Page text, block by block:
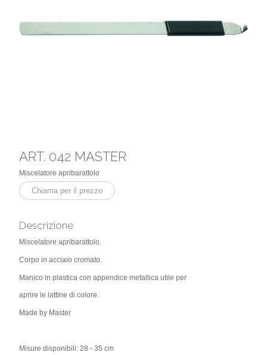
ART. 042 MASTER
Miscelatore apribarattolo
Chiama per il prezzo
Descrizione
Miscelatore apribarattolo.
Corpo in acciaio cromato.
Manico in plastica con appendice metallica utile per
aprire le lattine di colore.
Made by Master
Misure disponibili: 28 - 35 cm